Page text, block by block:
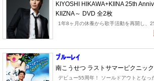
KIYOSHI HIKAWA+KIINA 25th
KIIZNA～ DVD 全2枚
1年8ヶ月の休養から歌手活動を再開し、
南こうせつ ラストサマーピクニッ
デビュー55周年！ ソールドアウトとなっ